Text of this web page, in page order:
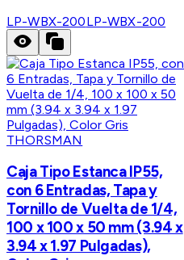
LP-WBX-200LP-WBX-200
THORSMAN
Caja Tipo Estanca IP55,
con 6 Entradas, Tapa y
Tornillo de Vuelta de 1/4,
100 x 100 x 50 mm (3.94 x
3.94 x 1.97 Pulgadas),